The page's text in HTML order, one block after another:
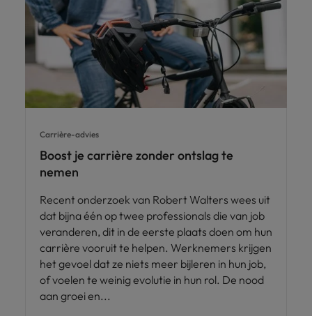
Carrière-advies
Boost je carrière zonder ontslag te
nemen
Recent onderzoek van Robert Walters wees uit
dat bijna één op twee professionals die van job
veranderen, dit in de eerste plaats doen om hun
carrière vooruit te helpen. Werknemers krijgen
het gevoel dat ze niets meer bijleren in hun job,
of voelen te weinig evolutie in hun rol. De nood
aan groei en